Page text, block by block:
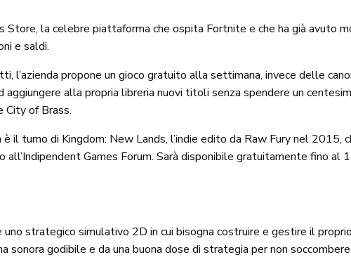
Store, la celebre piattaforma che ospita Fortnite e che ha già avuto
e saldi.
l’azienda propone un gioco gratuito alla settimana, invece delle
alla propria libreria nuovi titoli senza spendere un
City of Brass.
il turno di Kingdom: New Lands, l’indie edito da Raw Fury nel 2015,
all’Indipendent Games Forum. Sarà disponibile gratuitamente fino al
uno strategico simulativo 2D in cui bisogna costruire e gestire il
sonora godibile e da una buona dose di strategia per non